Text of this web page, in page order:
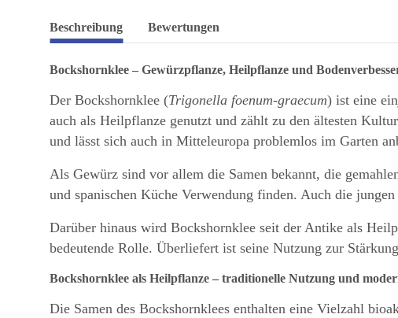
Beschreibung Bewertungen
Bockshornklee – Gewürzpflanze, Heilpflanze und
Der Bockshornklee (Trigonella foenum-graecum) ist eine
auch als Heilpflanze genutzt und zählt zu den ältesten
und lässt sich auch in Mitteleuropa problemlos im Garten
Als Gewürz sind vor allem die Samen bekannt, die
und spanischen Küche Verwendung finden. Auch die
Darüber hinaus wird Bockshornklee seit der Antike als
bedeutende Rolle. Überliefert ist seine Nutzung zur
Bockshornklee als Heilpflanze – traditionelle Nutzung und
Die Samen des Bockshornklees enthalten eine Vielzahl